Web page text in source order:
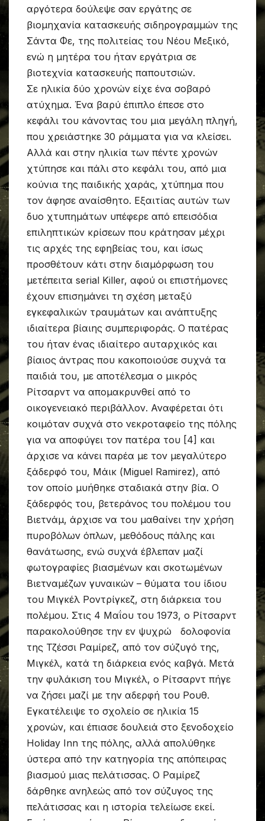
αργότερα δούλεψε σαν εργάτης σε
βιομηχανία κατασκευής σιδηρογραμμών της
Σάντα Φε, της πολιτείας του Νέου Μεξικό,
ενώ η μητέρα του ήταν εργάτρια σε
βιοτεχνία κατασκευής παπουτσιών.
Σε ηλικία δύο χρονών είχε ένα σοβαρό
ατύχημα. Ένα βαρύ έπιπλο έπεσε στο
κεφάλι του κάνοντας του μια μεγάλη πληγή,
που χρειάστηκε 30 ράμματα για να κλείσει.
Αλλά και στην ηλικία των πέντε χρονών
χτύπησε και πάλι στο κεφάλι του, από μια
κούνια της παιδικής χαράς, χτύπημα που
τον άφησε αναίσθητο. Εξαιτίας αυτών των
δυο χτυπημάτων υπέφερε από επεισόδια
επιληπτικών κρίσεων που κράτησαν μέχρι
τις αρχές της εφηβείας του, και ίσως
προσθέτουν κάτι στην διαμόρφωση του
μετέπειτα serial Killer, αφού οι επιστήμονες
έχουν επισημάνει τη σχέση μεταξύ
εγκεφαλικών τραυμάτων και ανάπτυξης
ιδιαίτερα βίαιης συμπεριφοράς. Ο πατέρας
του ήταν ένας ιδιαίτερο αυταρχικός και
βίαιος άντρας που κακοποιούσε συχνά τα
παιδιά του, με αποτέλεσμα ο μικρός
Ρίτσαρντ να απομακρυνθεί από το
οικογενειακό περιβάλλον. Αναφέρεται ότι
κοιμόταν συχνά στο νεκροταφείο της πόλης
για να αποφύγει τον πατέρα του [4] και
άρχισε να κάνει παρέα με τον μεγαλύτερο
ξάδερφό του, Μάικ (Miguel Ramirez), από
τον οποίο μυήθηκε σταδιακά στην βία. Ο
ξάδερφός του, βετεράνος του πολέμου του
Βιετνάμ, άρχισε να του μαθαίνει την χρήση
πυροβόλων όπλων, μεθόδους πάλης και
θανάτωσης, ενώ συχνά έβλεπαν μαζί
φωτογραφίες βιασμένων και σκοτωμένων
Βιετναμέζων γυναικών – θύματα του ίδιου
του Μιγκέλ Ροντρίγκεζ, στη διάρκεια του
πολέμου. Στις 4 Μαΐου του 1973, ο Ρίτσαρντ
παρακολούθησε την εν ψυχρώ δολοφονία
της Τζέσσι Ραμίρεζ, από τον σύζυγό της,
Μιγκέλ, κατά τη διάρκεια ενός καβγά. Μετά
την φυλάκιση του Μιγκέλ, ο Ρίτσαρντ πήγε
να ζήσει μαζί με την αδερφή του Ρουθ.
Εγκατέλειψε το σχολείο σε ηλικία 15
χρονών, και έπιασε δουλειά στο ξενοδοχείο
Holiday Inn της πόλης, αλλά απολύθηκε
ύστερα από την κατηγορία της απόπειρας
βιασμού μιας πελάτισσας. Ο Ραμίρεζ
δάρθηκε ανηλεώς από τον σύζυγος της
πελάτισσας και η ιστορία τελείωσε εκεί.